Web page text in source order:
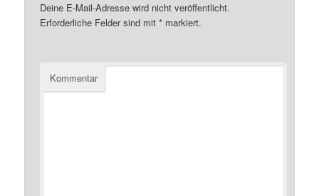
Deine E-Mail-Adresse wird nicht veröffentlicht.
Erforderliche Felder sind mit* markiert.
Kommentar